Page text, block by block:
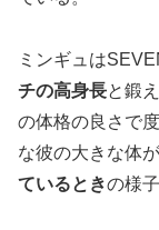
ミンギュは
チの高身長と鍛
の体格の良さで
な彼の大きな体
ているときの様